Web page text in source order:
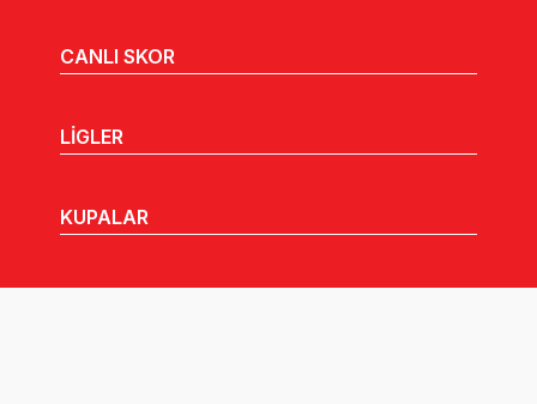
CANLI SKOR
LİGLER
KUPALAR